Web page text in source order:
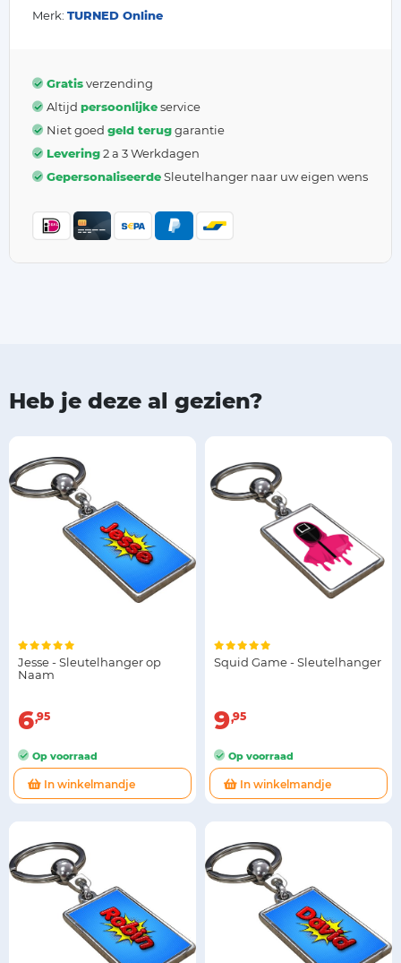
Merk: TURNED Online
Gratisverzending
Altijd persoonlijkeservice
Niet goed geld teruggarantie
Levering2 a 3 Werkdagen
GepersonaliseerdeSleutelhanger naar uw eigen wens
Heb je deze al gezien?
Jesse - Sleutelhanger op
Naam
6 95
Op voorraad
In winkelmandje
Squid Game - Sleutelhanger
9 95
Op voorraad
In winkelmandje